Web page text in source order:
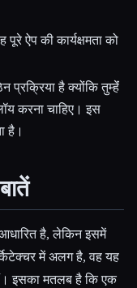
ऐप की कार्यक्षमता को
प्रक्रिया है क्योंकि तुम्हेंं
करना चाहिए। इस
है।
आधारित है, लेकिन इसमें
में अलग है, वह यह
इसका मतलब है कि एक